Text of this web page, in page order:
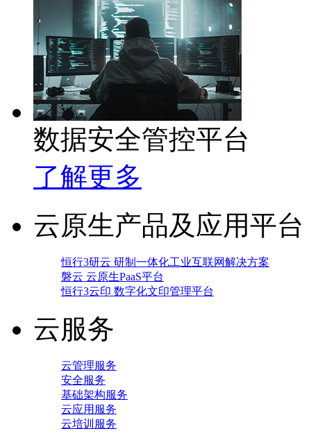
数据安全管控平台
了解更多
云原生产品及应用平台
恒行3研云 研制一体化工业互联网解决方案
磐云 云原生PaaS平台
恒行3云印 数字化文印管理平台
云服务
云管理服务
安全服务
基础架构服务
云应用服务
云培训服务